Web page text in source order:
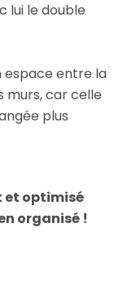
lui le double
espace entre la
murs, car celle
plus
et optimisé
organisé !